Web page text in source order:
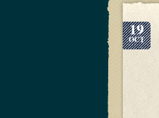
19
OCT